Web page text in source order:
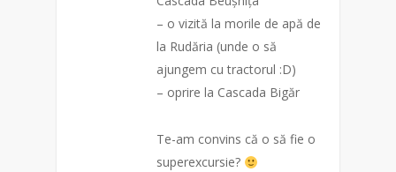
– o vizită la morile de apă de
la Rudăria (unde o să
ajungem cu tractorul :D)
– oprire la Cascada Bigăr
Te-am convins că o să fie o
superexcursie?